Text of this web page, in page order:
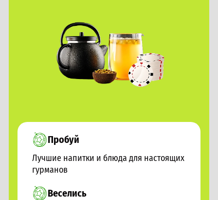
Пробуй
Лучшие напитки и блюда для настоящих
гурманов
Веселись